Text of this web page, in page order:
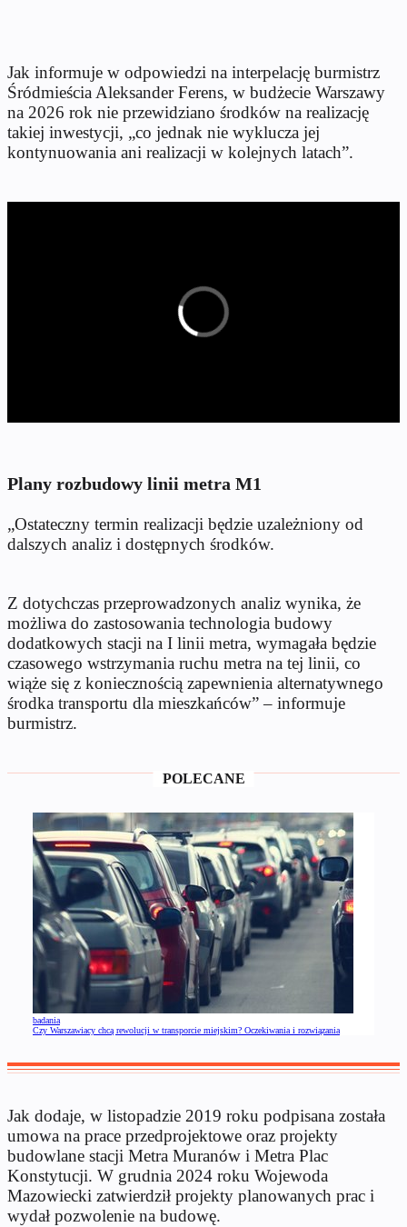
Jak informuje w odpowiedzi na interpelację burmistrz
Śródmieścia Aleksander Ferens, w budżecie Warszawy
na 2026 rok nie przewidziano środków na realizację
takiej inwestycji, „co jednak nie wyklucza jej
kontynuowania ani realizacji w kolejnych latach”.
Plany rozbudowy linii metra M1
„Ostateczny termin realizacji będzie uzależniony od
dalszych analiz i dostępnych środków.
Z dotychczas przeprowadzonych analiz wynika, że
możliwa do zastosowania technologia budowy
dodatkowych stacji na I linii metra, wymagała będzie
czasowego wstrzymania ruchu metra na tej linii, co
wiąże się z koniecznością zapewnienia alternatywnego
środka transportu dla mieszkańców” – informuje
burmistrz.
POLECANE
badania
Czy Warszawiacy chcą rewolucji w transporcie miejskim? Oczekiwania i rozwiązania
Jak dodaje, w listopadzie 2019 roku podpisana została
umowa na prace przedprojektowe oraz projekty
budowlane stacji Metra Muranów i Metra Plac
Konstytucji. W grudnia 2024 roku Wojewoda
Mazowiecki zatwierdził projekty planowanych prac i
wydał pozwolenie na budowę.